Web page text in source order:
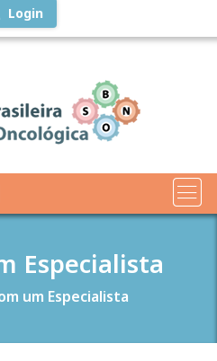
Login
Especialista
um Especialista